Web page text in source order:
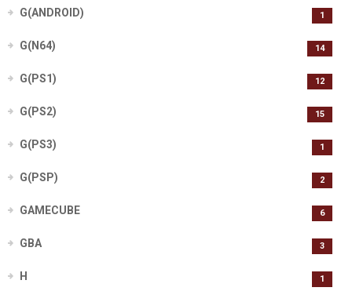
G(ANDROID) 1
G(N64) 14
G(PS1) 12
G(PS2) 15
G(PS3) 1
G(PSP) 2
GAMECUBE 6
GBA 3
H 1